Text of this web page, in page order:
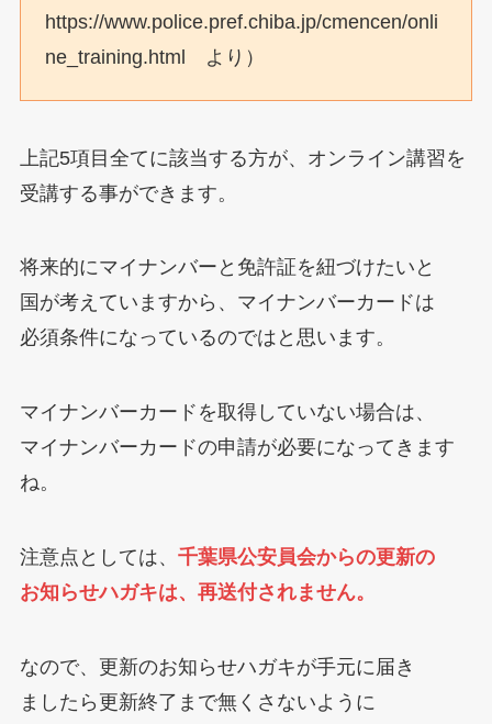
https://www.police.pref.chiba.jp/cmencen/onli
ne_training.html より）
上記5項目全てに該当する方が、オンライン講習を
受講する事ができます。
将来的にマイナンバーと免許証を紐づけたいと
国が考えていますから、マイナンバーカードは
必須条件になっているのではと思います。
マイナンバーカードを取得していない場合は、
マイナンバーカードの申請が必要になってきます
ね。
注意点としては、 千葉県公安員会からの更新の
お知らせハガキは、再送付されません。
なので、更新のお知らせハガキが手元に届き
ましたら更新終了まで無くさないように